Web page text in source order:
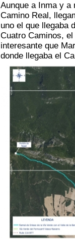
Aunque a Inma y
Camino Real,
uno el que llegaba
Cuatro Caminos,
interesante que
donde llegaba el